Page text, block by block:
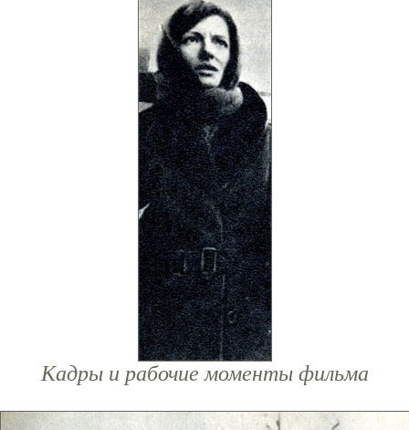
Кадры и рабочие моменты фильма